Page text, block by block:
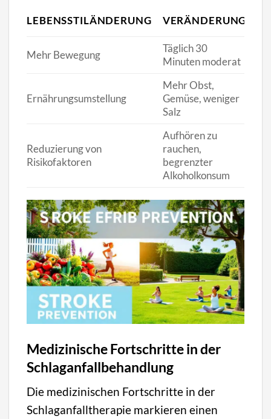
LEBENSSTILÄNDERUNG VERÄNDERUNG
Mehr Bewegung
Täglich 30
Minuten moderat
Ernährungsumstellung
Mehr Obst,
Gemüse, weniger
Salz
Reduzierung von
Risikofaktoren
Aufhören zu
rauchen,
begrenzter
Alkoholkonsum
Medizinische Fortschritte in der
Schlaganfallbehandlung
Die medizinischen Fortschritte in der
Schlaganfalltherapie markieren einen